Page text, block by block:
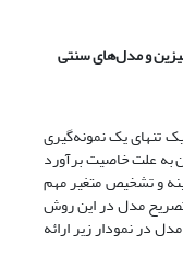
تنهای یک نمونه‌گیری
علت خاصیت برآورد
و تشخیص متغیر مهم
مدل در این روش
در نمودار زیر ارائه